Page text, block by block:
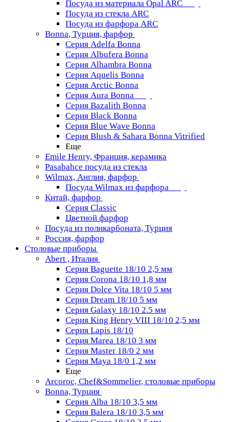
Посуда из материала Opal ARC
Посуда из стекла ARC
Посуда из фарфора ARC
Bonna, Турция, фарфор
Серия Adelfa Bonna
Серия Albufera Bonna
Серия Alhambra Bonna
Серия Aquelis Bonna
Серия Arctic Bonna
Серия Aura Bonna
Серия Bazalith Bonna
Серия Black Bonna
Серия Blue Wave Bonna
Серия Blush & Sahara Bonna Vitrified
Еще
Emile Henry, Франция, керамика
Pasabahce посуда из стекла
Wilmax, Англия, фарфор
Посуда Wilmax из фарфора
Китай, фарфор
Серия Classiс
Цветной фарфор
Посуда из поликарбоната, Турция
Россия, фарфор
Столовые приборы
Abert , Италия
Серия Baguette 18/10 2,5 мм
Серия Corona 18/10 1,8 мм
Серия Dolce Vita 18/10 5 мм
Серия Dream 18/10 5 мм
Серия Galaxy 18/10 2.5 мм
Серия King Henry VIII 18/10 2,5 мм
Серия Lapis 18/10
Серия Marea 18/10 3 мм
Серия Master 18/0 2 мм
Серия Maya 18/0 1,2 мм
Еще
Arcoroc, Chef&Sommelier, столовые приборы
Bonna, Турция
Серия Alba 18/10 3,5 мм
Серия Balera 18/10 3,5 мм